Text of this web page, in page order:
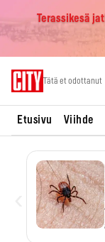
Terassikesä
Tätä et odottanut
Etusivu Viihde